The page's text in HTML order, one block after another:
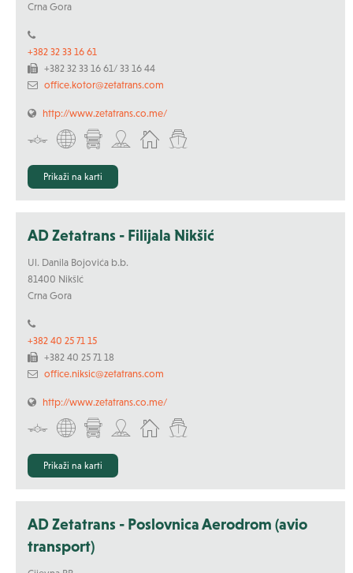
Crna Gora
+382 32 33 16 61
+382 32 33 16 61/ 33 16 44
office.kotor@zetatrans.com
http://www.zetatrans.co.me/
Prikaži na karti
AD Zetatrans - Filijala Nikšić
Ul. Danila Bojovića b.b.
81400 NikšIć
Crna Gora
+382 40 25 71 15
+382 40 25 71 18
office.niksic@zetatrans.com
http://www.zetatrans.co.me/
Prikaži na karti
AD Zetatrans - Poslovnica Aerodrom (avio
transport)